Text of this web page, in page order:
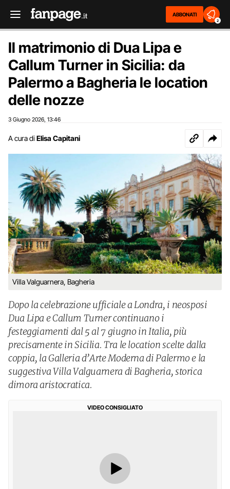
ABBONATI
2
Il matrimonio di Dua Lipa e
Callum Turner in Sicilia: da
Palermo a Bagheria le location
delle nozze
3 Giugno 2026 13:46
A cura di Elisa Capitani
Villa Valguarnera, Bagheria
Dopo la celebrazione ufficiale a Londra, i neosposi
Dua Lipa e Callum Turner continuano i
festeggiamenti dal 5 al 7 giugno in Italia, più
precisamente in Sicilia. Tra le location scelte dalla
coppia, la Galleria d’Arte Moderna di Palermo e la
suggestiva Villa Valguarnera di Bagheria, storica
dimora aristocratica.
VIDEO CONSIGLIATO